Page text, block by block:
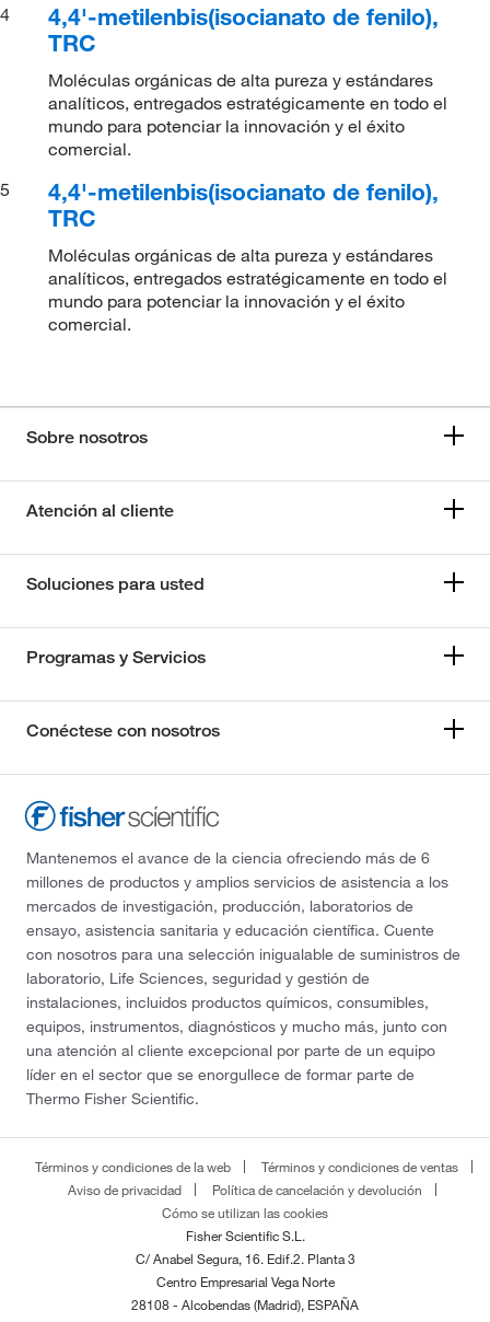
4
4,4'-metilenbis(isocianato de fenilo),
TRC
Moléculas orgánicas de alta pureza y estándares
analíticos, entregados estratégicamente en todo el
mundo para potenciar la innovación y el éxito
comercial.
5
4,4'-metilenbis(isocianato de fenilo),
TRC
Moléculas orgánicas de alta pureza y estándares
analíticos, entregados estratégicamente en todo el
mundo para potenciar la innovación y el éxito
comercial.
Sobre nosotros
Atención al cliente
Soluciones para usted
Programas y Servicios
Conéctese con nosotros
Mantenemos el avance de la ciencia ofreciendo más de 6
millones de productos y amplios servicios de asistencia a los
mercados de investigación, producción, laboratorios de
ensayo, asistencia sanitaria y educación científica. Cuente
con nosotros para una selección inigualable de suministros de
laboratorio, Life Sciences, seguridad y gestión de
instalaciones, incluidos productos químicos, consumibles,
equipos, instrumentos, diagnósticos y mucho más, junto con
una atención al cliente excepcional por parte de un equipo
líder en el sector que se enorgullece de formar parte de
Thermo Fisher Scientific.
Términos y condiciones de la web
Términos y condiciones de ventas
Aviso de privacidad
Política de cancelación y devolución
Cómo se utilizan las cookies
Fisher Scientific S.L.
C/ Anabel Segura, 16. Edif.2. Planta 3
Centro Empresarial Vega Norte
28108 - Alcobendas (Madrid), ESPAÑA